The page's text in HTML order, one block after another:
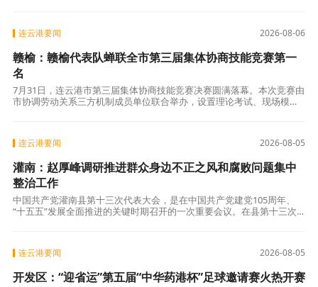
2026-08-06
连云港要闻
赣榆：赣榆代表队蝉联全市第三届集体协商技能竞赛第一
名
7月31日，连云港市第三届集体协商技能竞赛决赛圆满落幕。本次竞赛由
市协调劳动关系三方机制成员单位联合举办，设置理论考试、现场模拟
2026-08-05
连云港要闻
灌南：赵厚峰调研推进群众身边不正之风和腐败问题集中
整治工作
中国共产党灌南县第十三次代表大会，是在中国共产党建党105周年、
“十五五”发展全面推进的关键时期召开的一次重要会议。在县第十三次
2026-08-05
连云港要闻
开发区：“迎省运”第五届“中华药港杯”足球邀请赛火热开赛